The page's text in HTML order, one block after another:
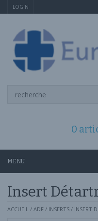
LOGIN
0
MENU
Insert
ACCUEIL / ADF / INSERTS / INSERT